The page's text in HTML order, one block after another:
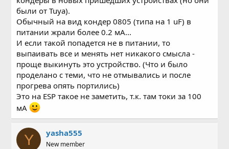
были от Tuya).
Обычный на вид кондер 0805 (типа на 1 uF) в
питании жрали более 0.2 мА...
И если такой попадется не в питании, то
выпаивать все и менять нет никакого смысла -
проще выкинуть это устройство. (Что и было
проделано с теми, что не отмывались и после
прогрева опять портились)
Это на ESP такое не заметить, т.к. там токи за 100
мА
Y yasha555
New member